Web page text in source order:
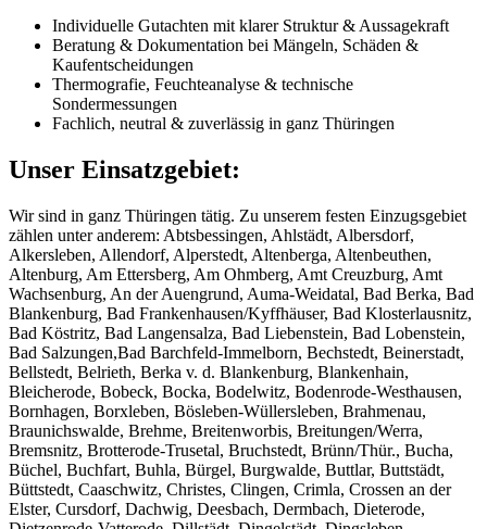
Individuelle Gutachten mit klarer Struktur & Aussagekraft
Beratung & Dokumentation bei Mängeln, Schäden &
Kaufentscheidungen
Thermografie, Feuchteanalyse & technische
Sondermessungen
Fachlich, neutral & zuverlässig in ganz Thüringen
Unser Einsatzgebiet:
Wir sind in ganz Thüringen tätig. Zu unserem festen Einzugsgebiet
zählen unter anderem: Abtsbessingen, Ahlstädt, Albersdorf,
Alkersleben, Allendorf, Alperstedt, Altenberga, Altenbeuthen,
Altenburg, Am Ettersberg, Am Ohmberg, Amt Creuzburg, Amt
Wachsenburg, An der Auengrund, Auma-Weidatal, Bad Berka, Bad
Blankenburg, Bad Frankenhausen/Kyffhäuser, Bad Klosterlausnitz,
Bad Köstritz, Bad Langensalza, Bad Liebenstein, Bad Lobenstein,
Bad Salzungen,Bad Barchfeld-Immelborn, Bechstedt, Beinerstadt,
Bellstedt, Belrieth, Berka v. d. Blankenburg, Blankenhain,
Bleicherode, Bobeck, Bocka, Bodelwitz, Bodenrode-Westhausen,
Bornhagen, Borxleben, Bösleben-Wüllersleben, Brahmenau,
Braunichswalde, Brehme, Breitenworbis, Breitungen/Werra,
Bremsnitz, Brotterode-Trusetal, Bruchstedt, Brünn/Thür., Bucha,
Büchel, Buchfart, Buhla, Bürgel, Burgwalde, Buttlar, Buttstädt,
Büttstedt, Caaschwitz, Christes, Clingen, Crimla, Crossen an der
Elster, Cursdorf, Dachwig, Deesbach, Dermbach, Dieterode,